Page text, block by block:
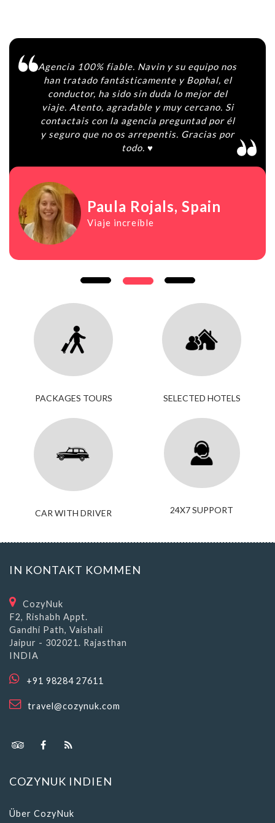
Agencia 100% fiable. Navin y su equipo nos
han tratado fantásticamente y Bophal, el
conductor, ha sido sin duda lo mejor del
viaje. Atento, agradable y muy cercano. Si
contactais con la agencia preguntad por él
y seguro que no os arrepentis. Gracias por
todo. ♥️
Paula Rojals, Spain
Viaje increíble
PACKAGES TOURS SELECTED HOTELS
CAR WITH DRIVER 24X7 SUPPORT
IN KONTAKT KOMMEN
CozyNuk
F2, Rishabh Appt.
Gandhi Path, Vaishali
Jaipur - 302021. Rajasthan
INDIA
+91 98284 27611
travel@cozynuk.com
COZYNUK INDIEN
Über CozyNuk